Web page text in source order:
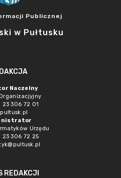
Publicznej
w Pułtusku
Naczelny
306 72 01
Urzędu
306 72 25
REDAKCJI